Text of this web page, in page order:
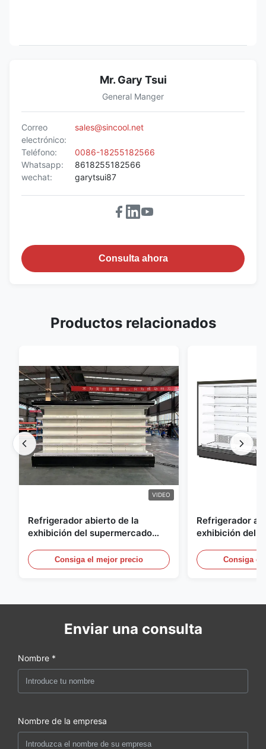
Mr. Gary Tsui
General Manger
Correo
electrónico:
sales@sincool.net
Teléfono:
0086-18255182566
Whatsapp:
8618255182566
wechat:
garytsui87
Consulta ahora
Productos relacionados
VIDEO
Refrigerador abierto de la
exhibición del supermercado
iluminación del LED
Consiga el mejor precio
Refrigerador
exhibición del
aire abierto
Consiga el
Enviar una consulta
Nombre *
Nombre de la empresa